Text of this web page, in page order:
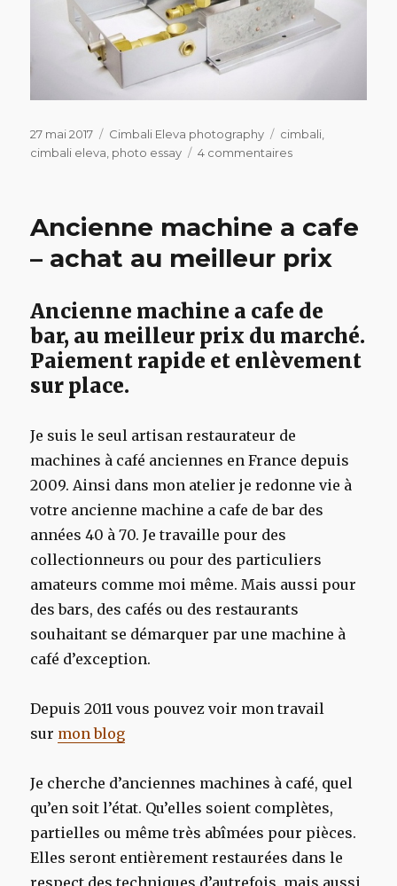
Publié
le
27 mai 2017 Catégories
Cimbali Eleva photography Étiquettes
cimbali
cimbali eleva photo essay 4 commentairessur
et
essai
photo…
Ancienne machine a cafe
– achat au meilleur prix
Ancienne machine a cafe de
bar, au meilleur prix du marché.
Paiement rapide et enlèvement
sur place.
Je suis le seul artisan restaurateur de
machines à café anciennes en France depuis
2009. Ainsi dans mon atelier je redonne vie à
votre ancienne machine a cafe de bar des
années 40 à 70. Je travaille pour des
collectionneurs ou pour des particuliers
amateurs comme moi même. Mais aussi pour
des bars, des cafés ou des restaurants
souhaitant se démarquer par une machine à
café d’exception.
Depuis 2011 vous pouvez voir mon travail
sur mon blog
Je cherche d’anciennes machines à café, quel
qu’en soit l’état. Qu’elles soient complètes,
partielles ou même très abîmées pour pièces.
Elles seront entièrement restaurées dans le
respect des techniques d’autrefois, mais aussi